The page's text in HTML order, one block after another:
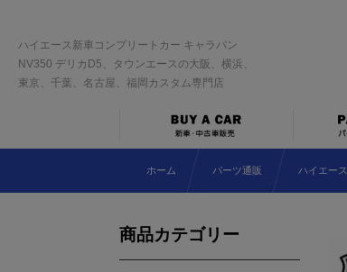
ハイエース新車コンプリートカー キャラバン
NV350 デリカD5、タウンエースの大阪、横浜、
東京、千葉、名古屋、福岡カスタム専門店
ホーム パーツ通販 ハイエース
商品カテゴリー